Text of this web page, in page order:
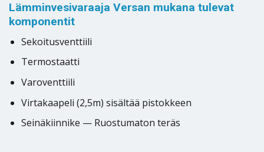
Lämminvesivaraaja Versan mukana tulevat
komponentit
Sekoitusventtiili
Termostaatti
Varoventtiili
Virtakaapeli (2,5m) sisältää pistokkeen
Seinäkiinnike — Ruostumaton teräs